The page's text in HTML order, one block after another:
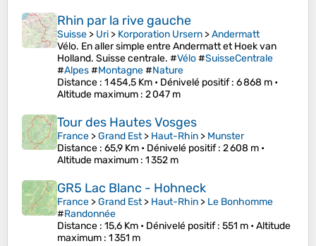
Rhin par la rive gauche
Suisse > Uri > Korporation Ursern >Andermatt
Vélo. En aller simple entre Andermatt et Hoek van
Holland. Suisse centrale. #Vélo#SuisseCentrale
#Alpes#Montagne#Nature
Distance : 1 454,5 Km • Dénivelé positif: 6 868 m •
Altitude maximum : 2 047 m
Tour des Hautes Vosges
France >Grand Est> Haut-Rhin > Munster
Distance : 65,9 Km • Dénivelé positif: 2 608 m •
Altitude maximum : 1 352 m
GR5 Lac Blanc - Hohneck
France >Grand Est> Haut-Rhin > Le Bonhomme
#Randonnée
Distance : 15,6 Km • Dénivelé positif: 551 m •Altitude
maximum : 1 351 m